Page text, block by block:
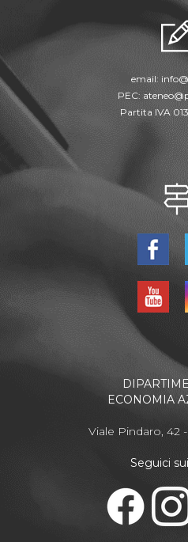
email:
PEC:
Partita IVA
ECONOMIA
Viale Pindaro, 42 -
Seguici